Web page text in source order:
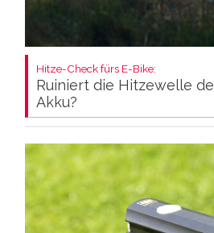
Hitze-Check fürs E-Bike:
Ruiniert die Hitzewelle
Akku?